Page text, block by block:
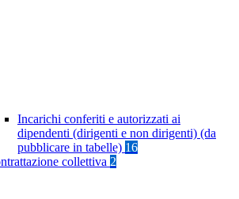
Incarichi conferiti e autorizzati ai
dipendenti (dirigenti e non dirigenti) (da
pubblicare in tabelle) 16
collettiva 2